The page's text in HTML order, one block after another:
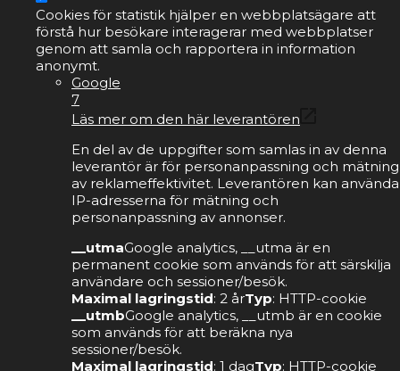
Cookies för statistik hjälper en webbplatsägare att
förstå hur besökare interagerar med webbplatser
genom att samla och rapportera in information
anonymt.
Google
7
Läs mer om den här leverantören
En del av de uppgifter som samlas in av denna
leverantör är för personanpassning och mätning
av reklameffektivitet. Leverantören kan använda
IP-adresserna för mätning och
personanpassning av annonser.
__utmaGoogle analytics, __utma är en
permanent cookie som används för att särskilja
användare och sessioner/besök.
Maximal lagringstid: 2 årTyp: HTTP-cookie
__utmbGoogle analytics, __utmb är en cookie
som används för att beräkna nya
sessioner/besök.
Maximal lagringstid: 1 dagTyp: HTTP-cookie